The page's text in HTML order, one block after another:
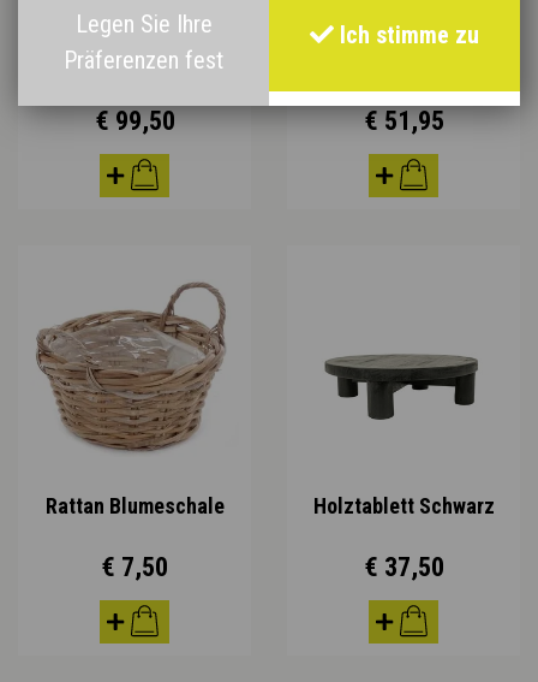
Rattan Pflanzenkorb
€ 99,50
Weidenkorb, Blumen-
grauer Kubu
€ 51,95
Rattan Blumeschale
€ 7,50
Holztablett Schwarz
€ 37,50
Legen Sie Ihre
Präferenzen fest
Ich stimme zu